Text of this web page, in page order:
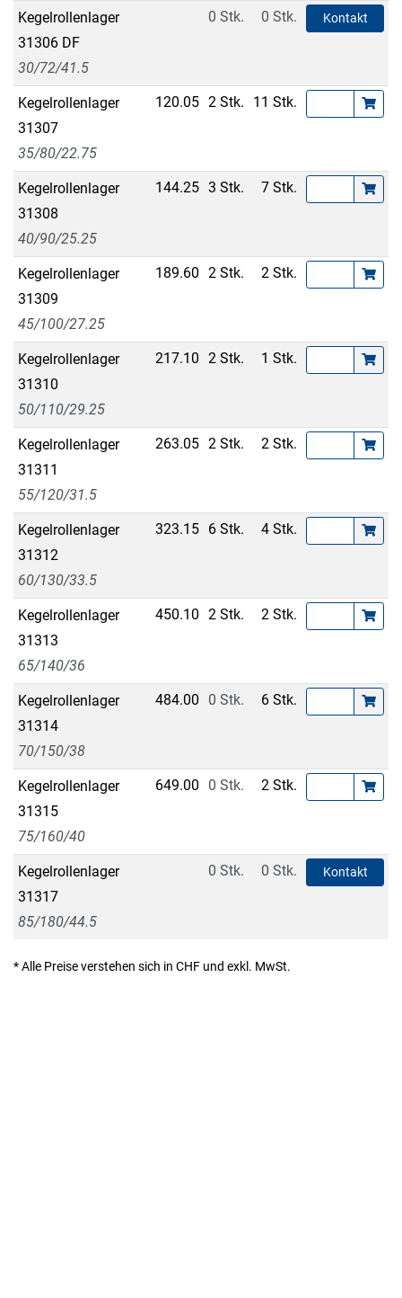
Kegelrollenlager
31306 DF
30/72/41.5
0 Stk. 0 Stk. Kontakt
Kegelrollenlager
31307
35/80/22.75
120.05 2 Stk. 11 Stk.
Kegelrollenlager
31308
40/90/25.25
144.25 3 Stk. 7 Stk.
Kegelrollenlager
31309
45/100/27.25
189.60 2 Stk. 2 Stk.
Kegelrollenlager
31310
50/110/29.25
217.10 2 Stk. 1 Stk.
Kegelrollenlager
31311
55/120/31.5
263.05 2 Stk. 2 Stk.
Kegelrollenlager
31312
60/130/33.5
323.15 6 Stk. 4 Stk.
Kegelrollenlager
31313
65/140/36
450.10 2 Stk. 2 Stk.
Kegelrollenlager
31314
70/150/38
484.00 0 Stk. 6 Stk.
Kegelrollenlager
31315
75/160/40
649.00 0 Stk. 2 Stk.
Kegelrollenlager
31317
85/180/44.5
0 Stk. 0 Stk. Kontakt
* Alle Preise verstehen sich in CHF und exkl. MwSt.